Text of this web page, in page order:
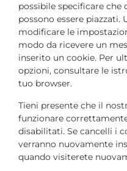
possibile specificare
possono essere piazzati.
modificare le
modo da ricevere un
inserito un cookie. Per
opzioni, consultare le
tuo browser.
Tieni presente che il
funzionare
disabilitati. Se cancelli i
verranno nuovamente
quando visiterete